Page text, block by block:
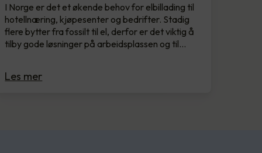
I Norge er det et økende behov for elbillading til
hotellnæring, kjøpesenter og bedrifter. Stadig
flere bytter fra fossilt til el, derfor er det viktig å
tilby gode løsninger på arbeidsplassen og til…
Les mer